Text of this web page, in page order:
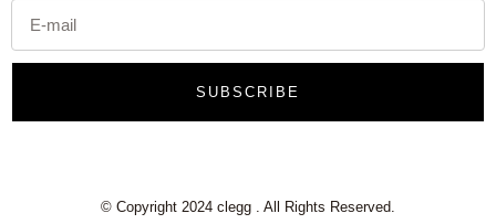
SUBSCRIBE
© Copyright 2024 clegg . All Rights Reserved.